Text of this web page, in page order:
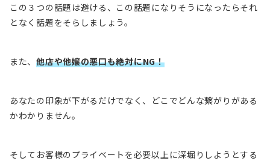
この３つの話題は避ける、この話題になりそうになったらそれ
となく話題をそらしましょう。
また、他店や他嬢の悪口も絶対にNG！
あなたの印象が下がるだけでなく、どこでどんな繋がりがある
かわかりません。
そしてお客様のプライベートを必要以上に深堀りしようとする